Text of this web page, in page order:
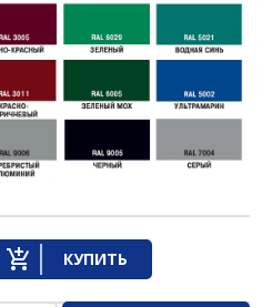
КУПИТЬ